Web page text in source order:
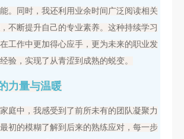
。同时，我还利用业余时间广泛阅读相关
不断提升自己的专业素养。这种持续学习
工作中更加得心应手，更为未来的职业发
验，实现了从青涩到成熟的蜕变。
力量与温暖
庭中，我感受到了前所未有的团队凝聚力
初的模糊了解到后来的熟练应对，每一步